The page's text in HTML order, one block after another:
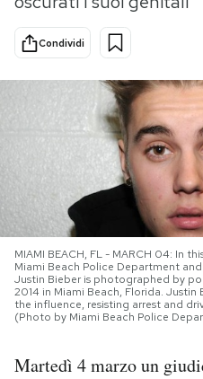
Sport
PODCAST
NEWSLETTER
I MIEI PREFERITI
SHOP
Condividi
MIAMI BEACH, FL - MARCH 04: In
Miami Beach Police Department
Justin Bieber is photographed by
2014 in Miami Beach, Florida.
the influence, resisting arrest and
(Photo by Miami Beach Police
Martedì 4 marzo un